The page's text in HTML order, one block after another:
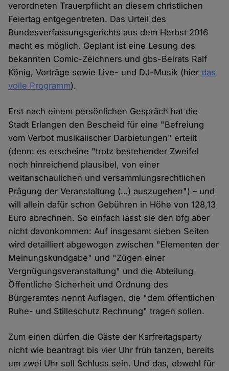
verordneten Trauerpflicht an diesem christlichen
Feiertag entgegentreten. Das Urteil des
Bundesverfassungsgerichts aus dem Herbst 2016
macht es möglich. Geplant ist eine Lesung des
bekannten Comic-Zeichners und gbs-Beirats Ralf
König, Vorträge sowie Live- und DJ-Musik (hier das
volle Programm).
Erst nach einem persönlichen Gespräch hat die
Stadt Erlangen den Bescheid für eine "Befreiung
vom Verbot musikalischer Darbietungen" erteilt
(denn: es erscheine "trotz bestehender Zweifel
noch hinreichend plausibel, von einer
weltanschaulichen und versammlungsrechtlichen
Prägung der Veranstaltung (…) auszugehen") – und
will allein dafür schon Gebühren in Höhe von 128,13
Euro abrechnen. So einfach lässt sie den bfg aber
nicht davonkommen: Auf insgesamt sieben Seiten
wird detailliert abgewogen zwischen "Elementen der
Meinungskundgabe" und "Zügen einer
Vergnügungsveranstaltung" und die Abteilung
Öffentliche Sicherheit und Ordnung des
Bürgeramtes nennt Auflagen, die "dem öffentlichen
Ruhe- und Stilleschutz Rechnung" tragen sollen.
Zum einen dürfen die Gäste der Karfreitagsparty
nicht wie beantragt bis vier Uhr früh tanzen, bereits
um zwei Uhr soll Schluss sein. Und das, obwohl für